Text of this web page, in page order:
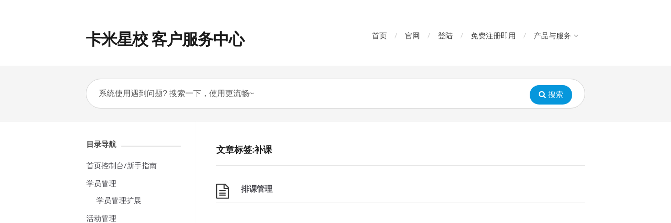
卡米星校 客户服务中心 首页 官网 登陆 免费注册即用 产品与服务
搜索
文章标签:补课
排课管理
目录导航
首页控制台/新手指南
学员管理
学员管理扩展
活动管理